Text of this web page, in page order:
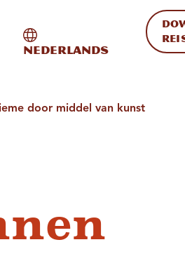
op de site
Internationale
Nederlands
door middel van kunst